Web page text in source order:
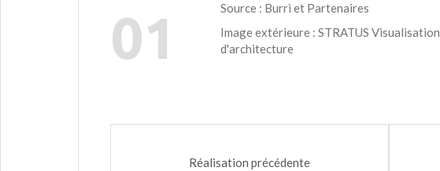
01
Source : Burri et Partenaires
Image extérieure : STRATUS Visualisation
d'architecture
Réalisation précédente